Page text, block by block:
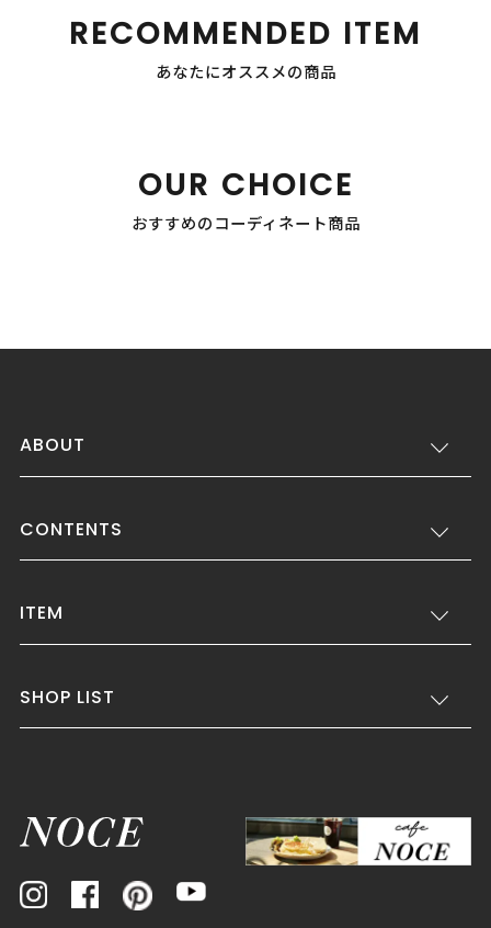
RECOMMENDED ITEM
あなたにオススメの商品
OUR CHOICE
おすすめのコーディネート商品
ABOUT
CONTENTS
ITEM
SHOP LIST